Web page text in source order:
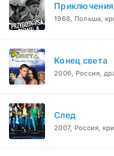
1968, Польша,
Конец света
2006, Россия,
След
2007, Россия,